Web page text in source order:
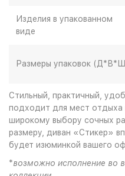
Изделия в упакованном
виде
Размеры упаковок
Стильный, практичный,
подходит для мест отдыха
широкому выбору сочных
размеру, диван «Стикер»
будет изюминкой вашего
*возможно исполнение во